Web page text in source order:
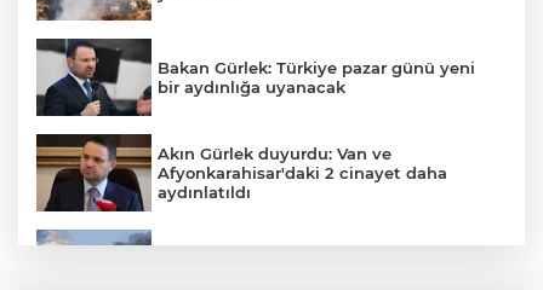
Bakan Gürlek: Türkiye pazar günü yeni
bir aydınlığa uyanacak
Akın Gürlek duyurdu: Van ve
Afyonkarahisar'daki 2 cinayet daha
aydınlatıldı